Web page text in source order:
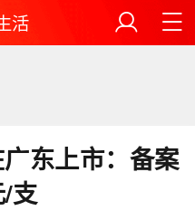
活
东上市：备案
支